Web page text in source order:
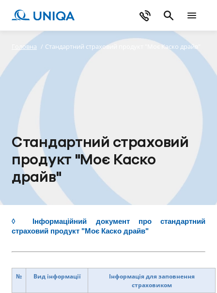
Головна / Стандартний страховий продукт "Моє Каско драйв"
Стандартний страховий
продукт "Моє Каско
драйв"
◊ Інформаційний документ про стандартний
страховий продукт "Моє Каско драйв"
№ Вид інформації
Інформація для заповнення
страховиком